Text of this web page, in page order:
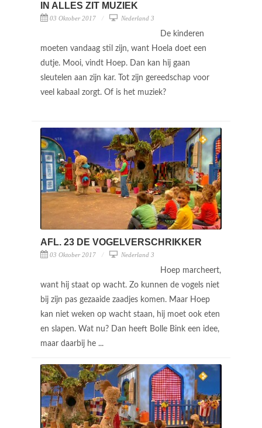
IN ALLES ZIT MUZIEK
03 Oktober 2017 Nederland 3
De kinderen
moeten vandaag stil zijn, want Hoela doet een
dutje. Mooi, vindt Hoep. Dan kan hij gaan
sleutelen aan zijn kar. Tot zijn gereedschap voor
veel kabaal zorgt. Of is het muziek?
AFL. 23 DE VOGELVERSCHRIKKER
03 Oktober 2017 Nederland 3
Hoep marcheert,
want hij staat op wacht. Zo kunnen de vogels niet
bij zijn pas gezaaide zaadjes komen. Maar Hoep
kan niet weken op wacht staan, hij moet ook eten
en slapen. Wat nu? Dan heeft Bolle Bink een idee,
maar daarbij he ...